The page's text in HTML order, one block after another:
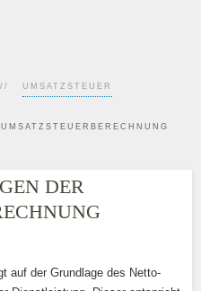
UMSATZSTEUER
DER
auf der Grundlage des Netto-